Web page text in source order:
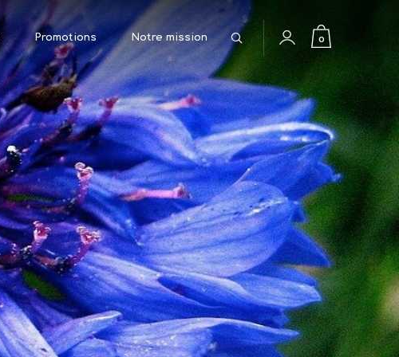
Promotions Notre mission
Rechercher
0